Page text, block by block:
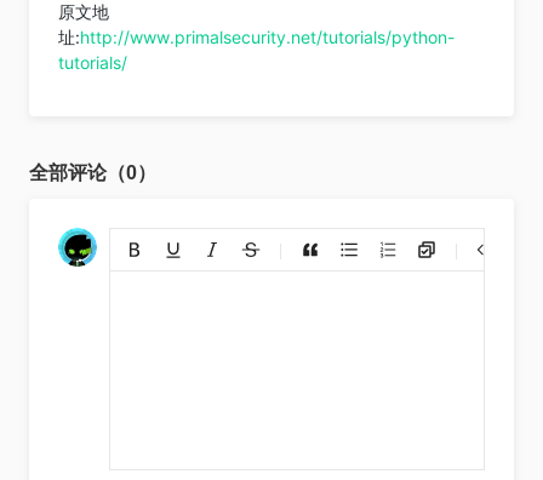
原文地
址:http://www.primalsecurity.net/tutorials/python-
tutorials/
全部评论（0）
添加链接
上传图片